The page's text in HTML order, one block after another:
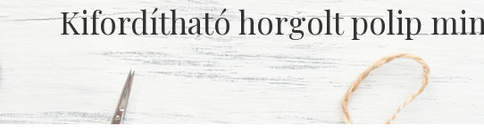
Kifordítható horgolt polip